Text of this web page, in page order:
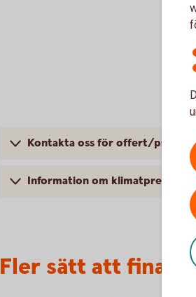
Kontakta oss för offert/pris
Information om klimatpremie
Fler sätt att